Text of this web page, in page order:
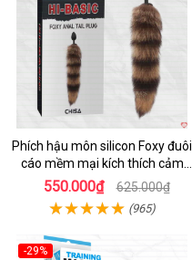
Phích hậu môn silicon Foxy đuôi
cáo mềm mại kích thích cảm
giác mới
550.000₫ 625.000₫
(965)
-29%